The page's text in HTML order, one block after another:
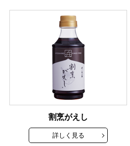
割烹がえし
詳しく見る